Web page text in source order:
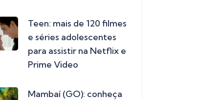
Teen: mais de 120 filmes
e séries adolescentes
para assistir na Netflix e
Prime Video
Mambaí (GO): conheça